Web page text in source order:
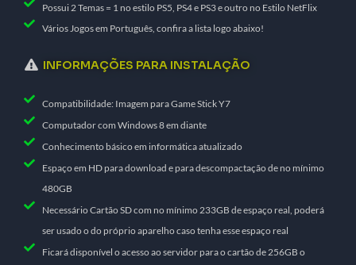
Possui 2 Temas = 1 no estilo PS5, PS4 e PS3 e outro no Estilo NetFlix
Vários Jogos em Português, confira a lista logo abaixo!
INFORMAÇÕES PARA INSTALAÇÃO
Compatibilidade: Imagem para Game Stick Y7
Computador com Windows 8 em diante
Conhecimento básico em informática atualizado
Espaço em HD para download e para descompactação de no mínimo
480GB
Necessário Cartão SD com no mínimo 233GB de espaço real, poderá
ser usado o do próprio aparelho caso tenha esse espaço real
Ficará disponível o acesso ao servidor para o cartão de 256GB o